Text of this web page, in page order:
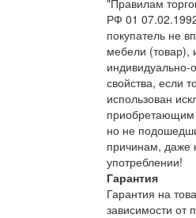
РФ 01
покупатель не
мебели
свойства, если
использован
приобретающим
но не
причинам, даже
употреблении!
Гарантия
Гарантия на
зависимости от